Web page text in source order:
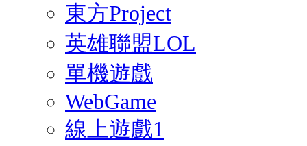
東方Project
英雄聯盟LOL
單機遊戲
WebGame
線上遊戲1